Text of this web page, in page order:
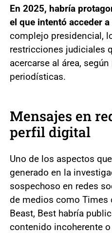
En 2025, habría
el que intentó acceder
complejo presidencial,
restricciones judiciales
acercarse al área,
periodísticas.
Mensajes en
perfil digital
Uno de los aspectos
generado en la
sospechoso en redes
de medios como Times
Beast, Best habría
contenido incoherente